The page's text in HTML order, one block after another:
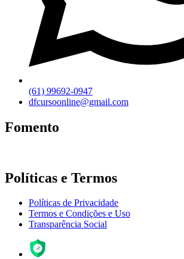
(61) 99692-0947
dfcursoonline@gmail.com
Fomento
Políticas e Termos
Políticas de Privacidade
Termos e Condições e Uso
Transparência Social